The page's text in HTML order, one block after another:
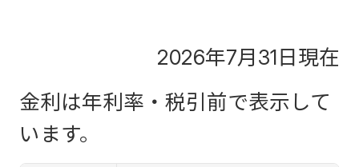
2026年7月31日現在
金利は年利率・税引前で表示して
います。